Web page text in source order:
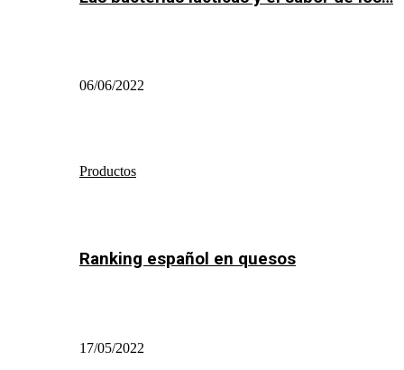
06/06/2022
Productos
Ranking español en quesos
17/05/2022